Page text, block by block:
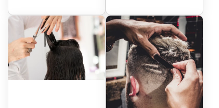
permanent sourcils et
microblading
Martinez Ego